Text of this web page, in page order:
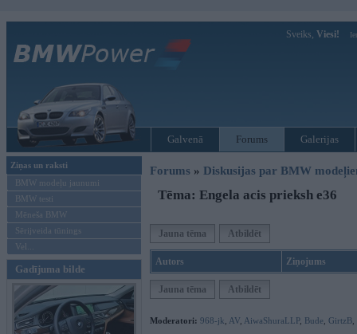
Sveiks, Viesi!
Galvenā Forums Galerijas
Ziņas un raksti
BMW modeļu jaunumi
BMW testi
Mēneša BMW
Sērijveida tūnings
Vel...
Gadījuma bilde
Forums » Diskusijas par BMW
Tēma: Engela acis prieksh e36
Jauna tēma Atbildēt
Autors Ziņojums
Jauna tēma Atbildēt
Moderatori: 968-jk AV AiwaShuraLLP, Bude GirtzB